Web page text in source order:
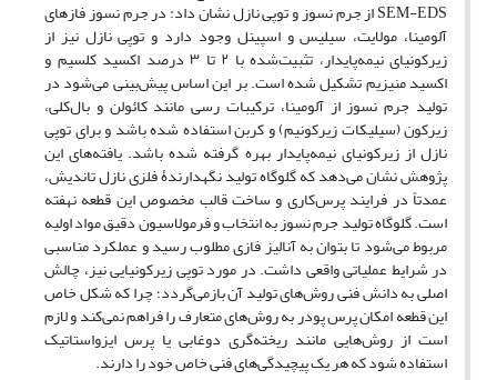
SEM-EDSاز جرم نسوز و توپی نازل نشان داد: در جرم نسوز فازهای
آلومینا، مولایت، سیلیس و اسپینل وجود دارد و توپی نازل نیز از
زیرکونیای نیمه‌پایدار، تثبیت‌شده با ۲ تا ۳ درصد اکسید کلسیم و
اکسید منیزیم تشکیل شده است. بر این اساس پیش‌بینی می‌شود در
تولید جرم نسوز از آلومینا، ترکیبات رسی مانند کائولن و بال‌کلی،
زیرکون (سیلیکات زیرکونیم) و کربن استفاده شده باشد و برای توپی
نازل از زیرکونیای نیمه‌پایدار بهره گرفته شده باشد. یافته‌های این
پژوهش نشان می‌دهد که گلوگاه تولید نگهدارندۀ فلزی نازل تاندیش،
عمدتاً در فرایند پرس‌کاری و ساخت قالب مخصوص این قطعه نهفته
است. گلوگاه تولید جرم نسوز به انتخاب و فرمولاسیون دقیق مواد اولیه
مربوط می‌شود تا بتوان به آنالیز فازی مطلوب رسید و عملکرد مناسبی
در شرایط عملیاتی واقعی داشت. در مورد توپی زیرکونیایی نیز، چالش
اصلی به دانش فنی روش‌های تولید آن بازمی‌گردد؛ چرا که شکل خاص
این قطعه امکان پرس پودر به روش‌های متعارف را فراهم نمی‌کند و لازم
است از روش‌هایی مانند ریخته‌گری دوغابی یا پرس ایزواستاتیک
استفاده شود که هر یک پیچیدگی‌های فنی خاص خود را دارند.